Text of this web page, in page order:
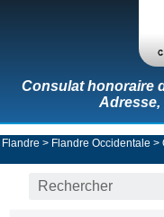
Consulat honoraire
Adresse,
Flandre > Flandre Occidentale >